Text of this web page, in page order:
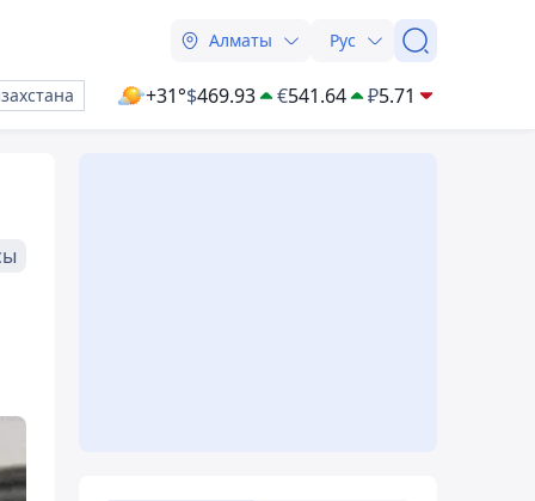
Алматы Рус
+31°$469.93 €541.64 ₽5.71